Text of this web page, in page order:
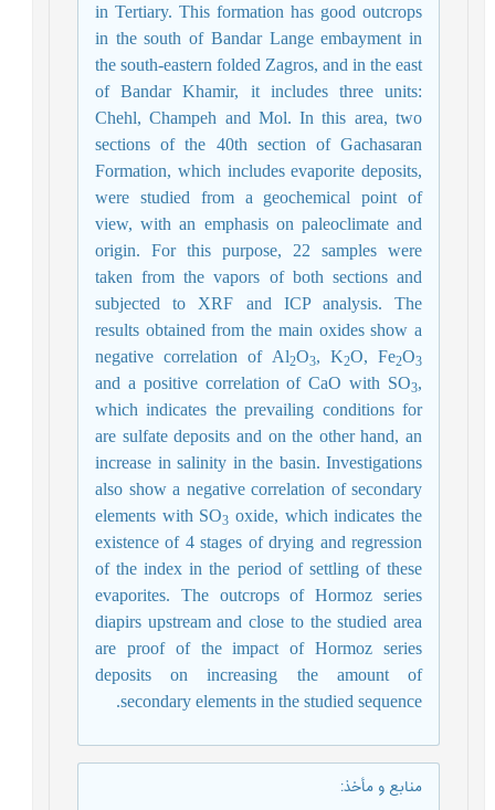
in Tertiary. This formation has good outcrops
in the south of Bandar Lange embayment in
the south-eastern folded Zagros, and in the east
of Bandar Khamir, it includes three units:
Chehl, Champeh and Mol. In this area, two
sections of the 40th section of Gachasaran
Formation, which includes evaporite deposits,
were studied from a geochemical point of
view, with an emphasis on paleoclimate and
origin. For this purpose, 22 samples were
taken from the vapors of both sections and
subjected to XRF and ICP analysis. The
results obtained from the main oxides show a
negative correlation of Al2O3 , K2O, Fe2O3
and a positive correlation of CaO with SO3
which indicates the prevailing conditions for
are sulfate deposits and on the other hand, an
increase in salinity in the basin. Investigations
also show a negative correlation of secondary
elements with SO3 oxide, which indicates the
existence of 4 stages of drying and regression
of the index in the period of settling of these
evaporites. The outcrops of Hormoz series
diapirs upstream and close to the studied area
are proof of the impact of Hormoz series
deposits on increasing the amount of
secondary elements in the studied sequence.
منابع و مأخذ: